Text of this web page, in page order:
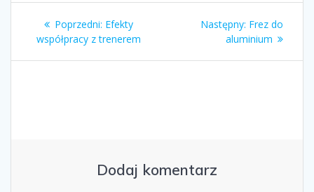
Nawigacja
wpisu
Poprzedni: Poprzedni
wpis:
Efekty
współpracy z trenerem
Następny: Następny
wpis:
Frez do
aluminium
Dodaj komentarz